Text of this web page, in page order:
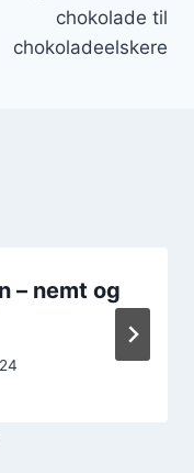
chokolade til
chokoladeelskere
– nemt og